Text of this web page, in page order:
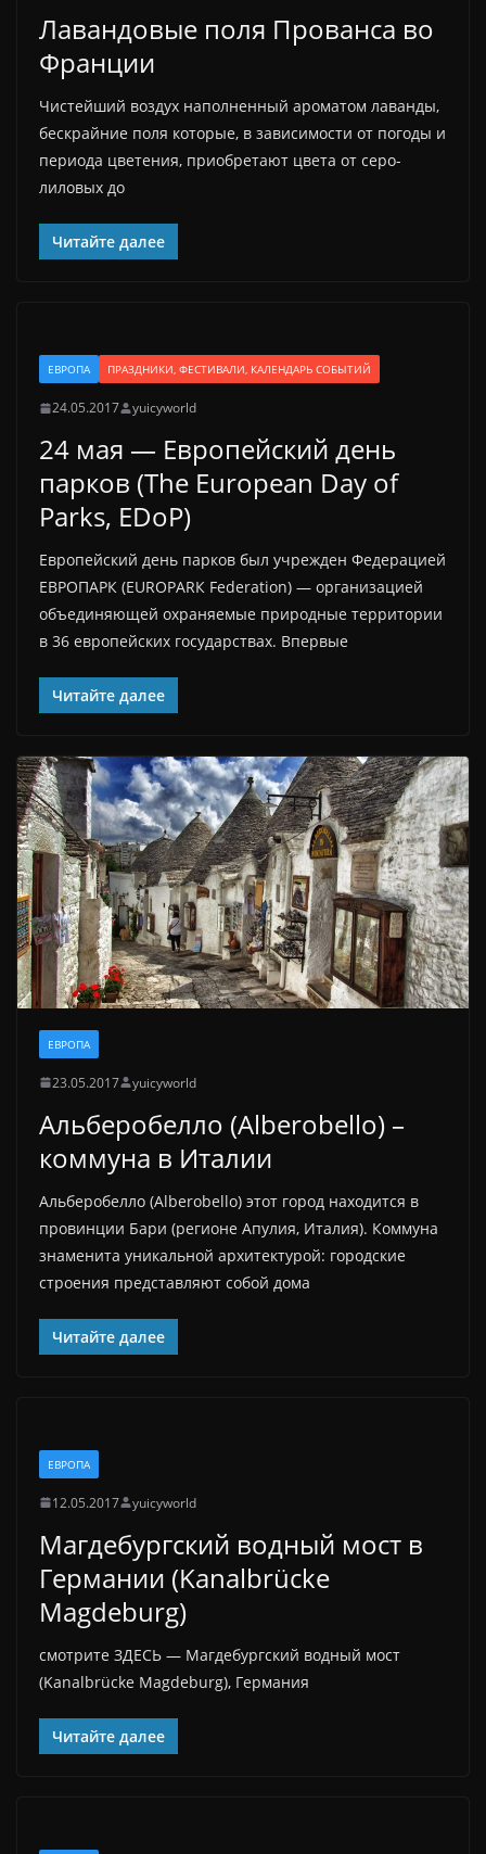
Лавандовые поля Прованса во
Франции
Чистейший воздух наполненный ароматом лаванды,
бескрайние поля которые, в зависимости от погоды и
периода цветения, приобретают цвета от серо-
лиловых до
Читайте далее
ЕВРОПА ПРАЗДНИКИ, ФЕСТИВАЛИ, КАЛЕНДАРЬ СОБЫТИЙ
24.05.2017 yuicyworld
24 мая — Европейский день
парков (The European Day of
Parks, EDoP)
Европейский день парков был учрежден Федерацией
ЕВРОПАРК (EUROPARК Federation) — организацией
объединяющей охраняемые природные территории
в 36 европейских государствах. Впервые
Читайте далее
ЕВРОПА
23.05.2017 yuicyworld
Альберобелло (Alberobello) –
коммуна в Италии
Альберобелло (Alberobello) этот город находится в
провинции Бари (регионе Апулия, Италия). Коммуна
знаменита уникальной архитектурой: городские
строения представляют собой дома
Читайте далее
ЕВРОПА
12.05.2017 yuicyworld
Магдебургский водный мост в
Германии (Kanalbrücke
Magdeburg)
смотрите ЗДЕСЬ — Магдебургский водный мост
(Kanalbrücke Magdeburg), Германия
Читайте далее